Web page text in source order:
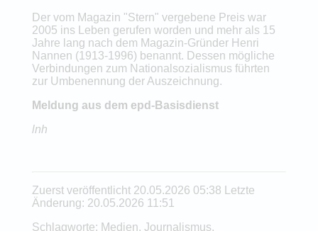
Der vom Magazin "Stern" vergebene Preis war
2005 ins Leben gerufen worden und mehr als 15
Jahre lang nach dem Magazin-Gründer Henri
Nannen (1913-1996) benannt. Dessen mögliche
Verbindungen zum Nationalsozialismus führten
zur Umbenennung der Auszeichnung.
Meldung aus dem epd-Basisdienst
lnh
Zuerst veröffentlicht 20.05.2026 05:38 Letzte
Änderung: 20.05.2026 11:51
Schlagworte: Medien, Journalismus,